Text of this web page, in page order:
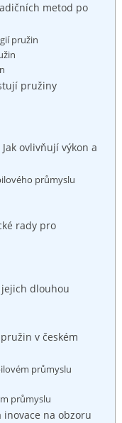
metod po⁤
pružin
pružiny
ovlivňují výkon a
průmyslu
rady⁢ pro
dlouhou
v⁢ českém
⁢průmyslu
průmyslu
na obzoru